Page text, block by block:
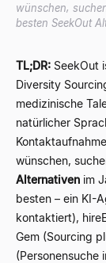
wünschen,
besten SeekOut
TL;DR: SeekOut
Diversity
medizinische
natürlicher
wünschen,
Alternativen im
besten – ein KI-
kontaktiert),
Gem (Sourcing
(Personensuche